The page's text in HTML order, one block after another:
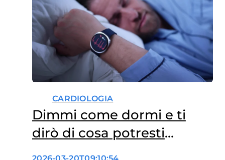
CARDIOLOGIA
Dimmi come dormi e ti
dirò di cosa potresti
ammalarti